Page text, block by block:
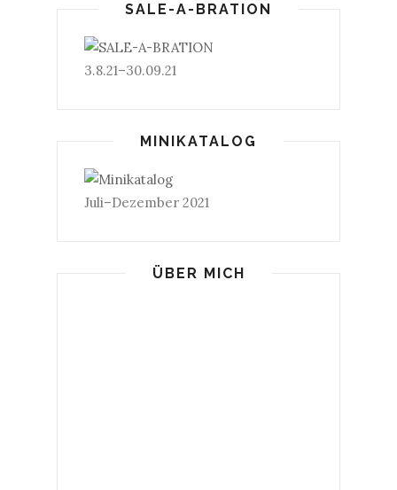
SALE-A-BRATION
3.8.21–30.09.21
MINIKATALOG
Juli–Dezember 2021
ÜBER MICH